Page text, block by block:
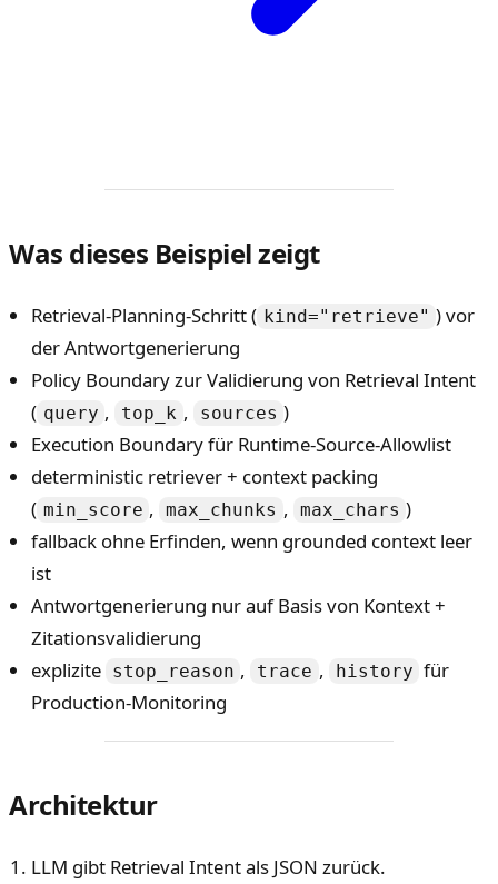
Was dieses Beispiel zeigt
Retrieval-Planning-Schritt ( kind="retrieve" ) vor
der Antwortgenerierung
Policy Boundary zur Validierung von Retrieval Intent
( query , top_k , sources )
Execution Boundary für Runtime-Source-Allowlist
deterministic retriever + context packing
( min_score , max_chunks , max_chars )
fallback ohne Erfinden, wenn grounded context leer
ist
Antwortgenerierung nur auf Basis von Kontext +
Zitationsvalidierung
explizite stop_reason , trace , history für
Production-Monitoring
Architektur
LLM gibt Retrieval Intent als JSON zurück.